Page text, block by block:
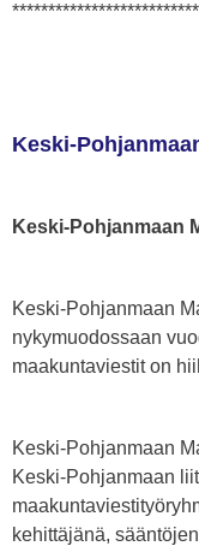
Keski-
Keski-Pohjanmaan
Keski-Pohjanmaan
nykymuodossaan
maakuntaviestit on
Keski-Pohjanmaan
Keski-Pohjanmaan
kehittäjänä,